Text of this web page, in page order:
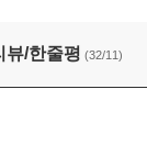
셀 파워포인트 워
뷰/한줄평 (32/11)